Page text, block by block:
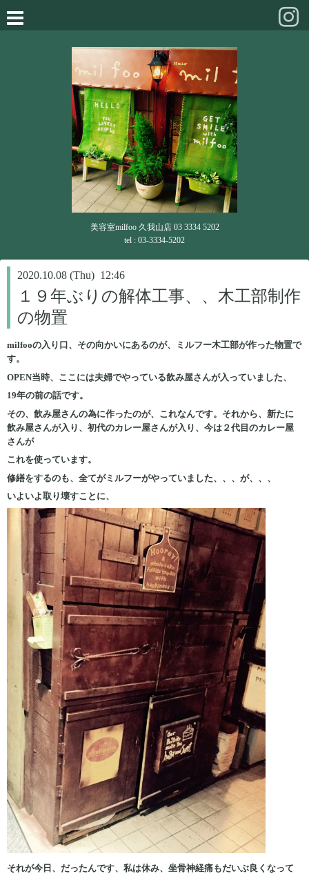
美容室milfoo 久我山店 03 3334 5202
tel : 03-3334-5202
2020.10.08 (Thu) 12:46
１９年ぶりの解体工事、、木工部制作
の物置
milfooの入り口、その向かいにあるのが、ミルフー木工部が作った物置で
す。
OPEN当時、ここには夫婦でやっている飲み屋さんが入っていました、
19年の前の話です。
その、飲み屋さんの為に作ったのが、これなんです。それから、新たに
飲み屋さんが入り、初代のカレー屋さんが入り、今は２代目のカレー屋
さんが
これを使っています。
修繕をするのも、全てがミルフーがやっていました、、、が、、、
いよいよ取り壊すことに、
それが今日、だったんです、私は休み、坐骨神経痛もだいぶ良くなって